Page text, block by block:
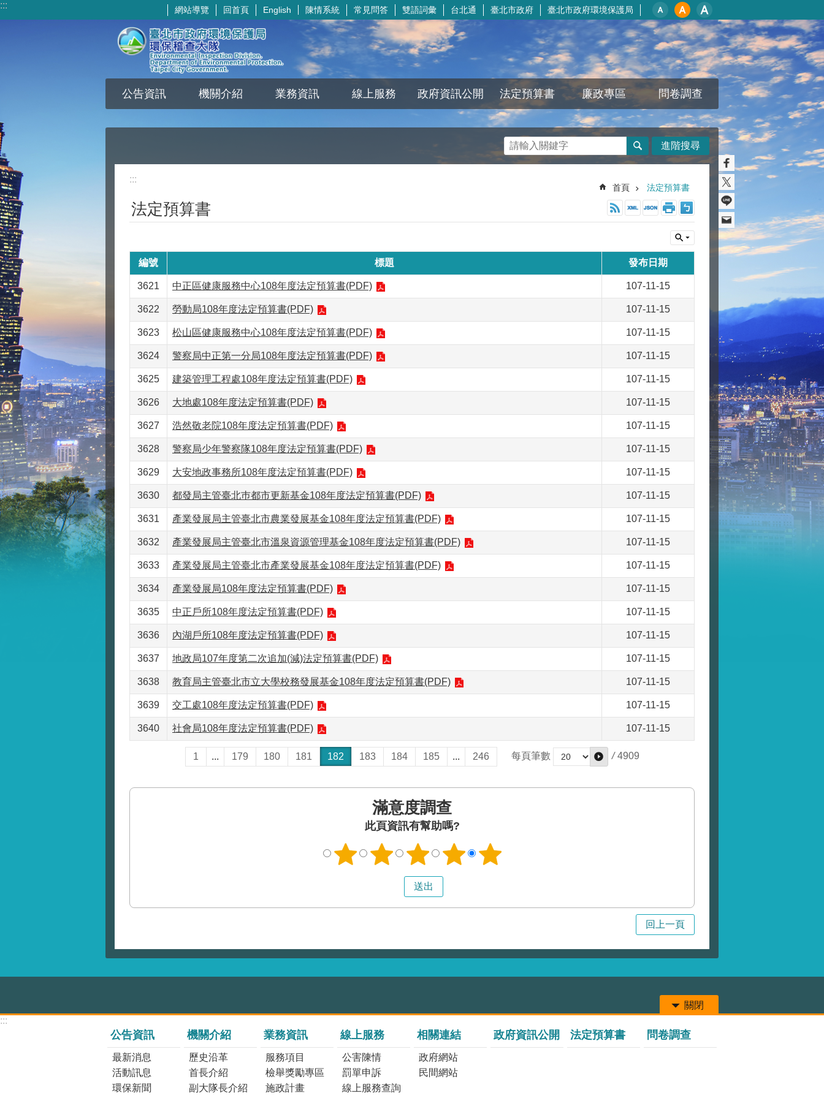
跳到主要內容區塊
::: 網站導覽 回首頁 English 陳情系統 常見問答 雙語詞彙 台北通 臺北市政府 臺北市政府環境保護局
公告資訊 機關介紹 業務資訊 線上服務 政府資訊公開 法定預算書 廉政專區 問卷調查
進階搜尋
:::
首頁 法定預算書
法定預算書
編號 標題 發布日期
3621 中正區健康服務中心108年度法定預算書(PDF) 107-11-15
3622 勞動局108年度法定預算書(PDF) 107-11-15
3623 松山區健康服務中心108年度法定預算書(PDF) 107-11-15
3624 警察局中正第一分局108年度法定預算書(PDF) 107-11-15
3625 建築管理工程處108年度法定預算書(PDF) 107-11-15
3626 大地處108年度法定預算書(PDF) 107-11-15
3627 浩然敬老院108年度法定預算書(PDF) 107-11-15
3628 警察局少年警察隊108年度法定預算書(PDF) 107-11-15
3629 大安地政事務所108年度法定預算書(PDF) 107-11-15
3630 都發局主管臺北巿都市更新基金108年度法定預算書(PDF) 107-11-15
3631 產業發展局主管臺北市農業發展基金108年度法定預算書(PDF) 107-11-15
3632 產業發展局主管臺北市溫泉資源管理基金108年度法定預算書(PDF) 107-11-15
3633 產業發展局主管臺北市產業發展基金108年度法定預算書(PDF) 107-11-15
3634 產業發展局108年度法定預算書(PDF) 107-11-15
3635 中正戶所108年度法定預算書(PDF) 107-11-15
3636 內湖戶所108年度法定預算書(PDF) 107-11-15
3637 地政局107年度第二次追加(減)法定預算書(PDF) 107-11-15
3638 教育局主管臺北市立大學校務發展基金108年度法定預算書(PDF) 107-11-15
3639 交工處108年度法定預算書(PDF) 107-11-15
3640 社會局108年度法定預算書(PDF) 107-11-15
1 ... 179 180 181 182 183 184 185 ... 246 每頁筆數 / 4909
滿意度調查
此頁資訊有幫助嗎?
回上一頁
關閉
:::
公告資訊
最新消息
活動訊息
環保新聞
機關介紹
歷史沿革
首長介紹
副大隊長介紹
業務資訊
服務項目
檢舉獎勵專區
施政計畫
線上服務
公害陳情
罰單申訴
線上服務查詢
相關連結
政府網站
民間網站
政府資訊公開 法定預算書 問卷調查